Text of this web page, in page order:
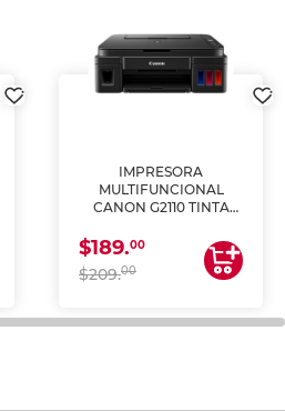
IMPRESORA
MULTIFUNCIONAL
CANON G2110 TINTA
$189.00
$209.00